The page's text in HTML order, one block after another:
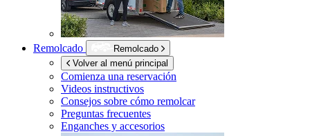
Remolcado
Remolcado
Volver al menú principal
Comienza una reservación
Videos instructivos
Consejos sobre cómo remolcar
Preguntas frecuentes
Enganches y accesorios